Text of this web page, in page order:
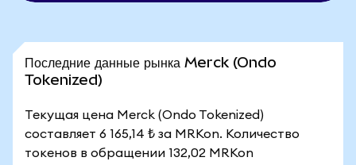
Последние данные рынка Merck (Ondo
Tokenized)
Текущая цена Merck (Ondo Tokenized)
составляет 6 165,14 ₺ за MRKon. Количество
токенов в обращении 132,02 MRKon